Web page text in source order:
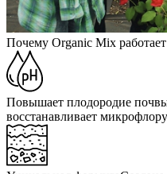
Почему Organic Mix
Повышает плодородие
восстанавливает